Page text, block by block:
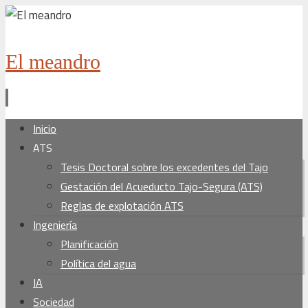
El meandro
contenido
Inicio
ATS
Tesis Doctoral sobre los excedentes del Tajo
Gestación del Acueducto Tajo-Segura (ATS)
Reglas de explotación ATS
Ingeniería
Planificación
Política del agua
IA
Sociedad